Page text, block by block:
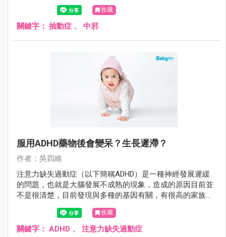
收藏
關鍵字： 抽動症 、 中邪
服用ADHD藥物後會變呆？生長遲滯？
作者：吳四維
注意力缺失過動症（以下簡稱ADHD）是一種神經發展遲緩
的問題，也就是大腦發展不成熟的現象，造成的原因目前並
不是很清楚，目前發現與多種的基因有關，有很高的家族遺
傳性，常合併其他的精神疾病如自閉症、妥瑞氏症、品行問
題、情緒障礙等。
收藏
關鍵字： ADHD 、 注意力缺失過動症